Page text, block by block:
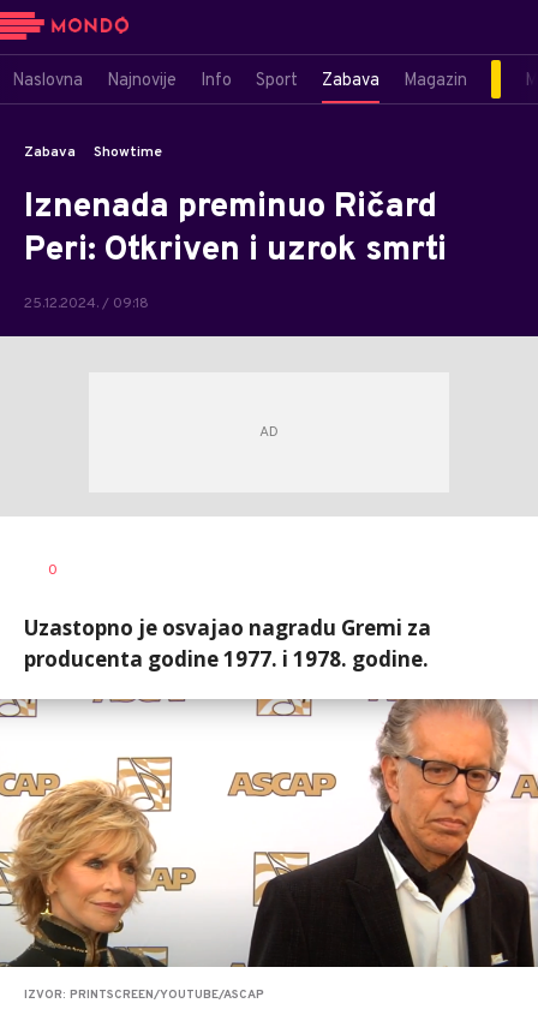
Naslovna Najnovije Info Sport Zabava Magazin
Zabava Showtime
Iznenada preminuo Ričard
Peri: Otkriven i uzrok smrti
25.12.2024. / 09:18
AUTOR
0
Uzastopno je osvajao nagradu Gremi za
producenta godine 1977. i 1978. godine.
IZVOR: PRINTSCREEN/YOUTUBE/ASCAP